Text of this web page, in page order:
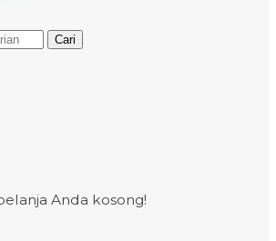
Cari
Anda kosong!